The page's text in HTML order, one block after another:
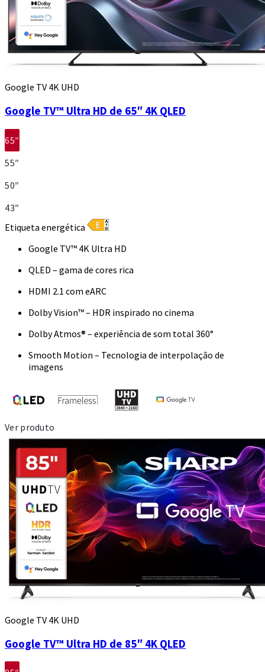
Google TV 4K UHD
Google TV™ Ultra HD de 65″ 4K QLED
65″
55″
50″
43″
Etiqueta energética
Google TV™ 4K Ultra HD
QLED – gama de cores rica
HDMI 2.1 com eARC
Dolby Vision™ – HDR inspirado no cinema
Dolby Atmos® – experiência de som total 360°
Smooth Motion – Tecnologia de interpolação de
imagens
Ver produto
Google TV 4K UHD
Google TV™ Ultra HD de 85″ 4K QLED